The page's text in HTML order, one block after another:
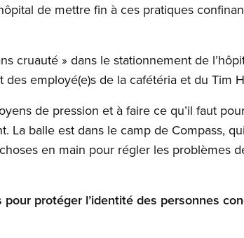
de mettre fin à ces pratiques
cruauté » dans le stationnement de
employé(e)s de la cafétéria et du Tim
de pression et à faire ce qu’il faut
balle est dans le camp de Compass,
en main pour régler les problèmes
protéger l’identité des personnes